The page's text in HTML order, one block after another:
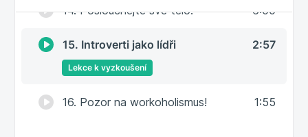
14. Poslouchejte své tělo! 6:00
15. Introverti jako lídři 2:57
Lekce k vyzkoušení
16. Pozor na workoholismus! 1:55